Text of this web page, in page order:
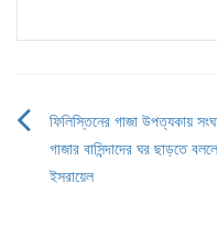
Post
navigation
ফিলিস্তিনের গাজা উপত্যকায়
গাজার বাসিন্দাদের ঘর ছাড়তে
ইসরায়েল